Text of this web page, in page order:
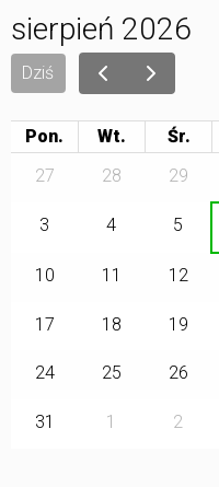
sierpień 2026
Dziś
Pon. Wt. Śr.
27
28 29
3 4 5
10 11 12
17 18 19
24 25 26
31 1 2